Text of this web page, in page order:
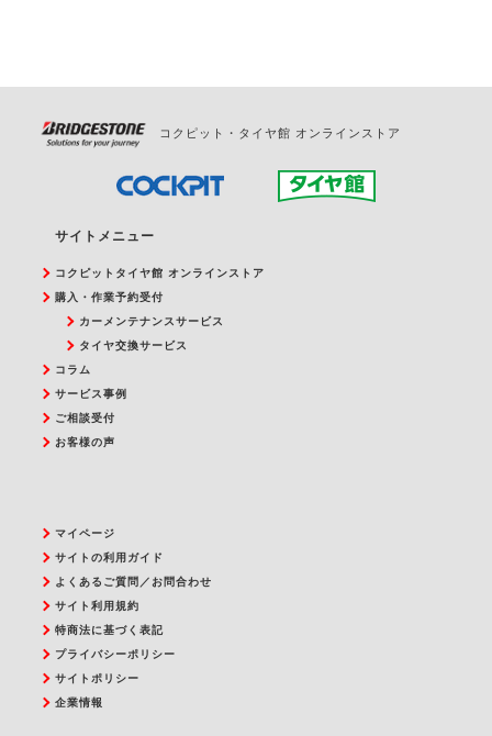
コクピット・タイヤ館 オンラインストア
サイトメニュー
コクピットタイヤ館 オンラインストア
購入・作業予約受付
カーメンテナンスサービス
タイヤ交換サービス
コラム
サービス事例
ご相談受付
お客様の声
マイページ
サイトの利用ガイド
よくあるご質問／お問合わせ
サイト利用規約
特商法に基づく表記
プライバシーポリシー
サイトポリシー
企業情報